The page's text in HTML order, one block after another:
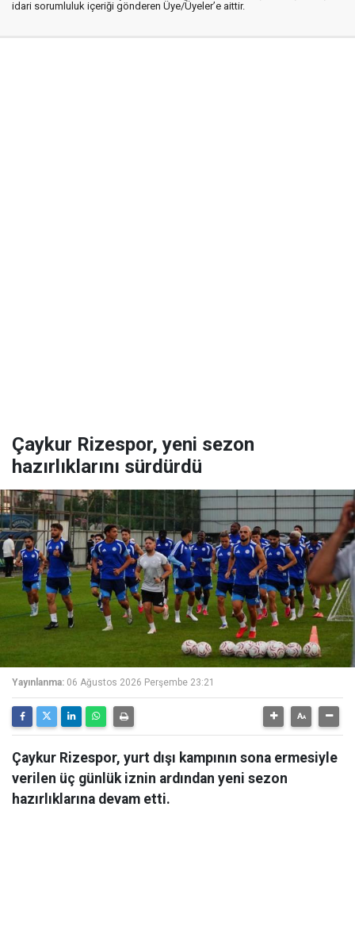
idari sorumluluk içeriği gönderen Üye/Üyeler’e aittir.
Çaykur Rizespor, yeni sezon
hazırlıklarını sürdürdü
Yayınlanma: 06 Ağustos 2026 Perşembe 23:21
Çaykur Rizespor, yurt dışı kampının sona ermesiyle
verilen üç günlük iznin ardından yeni sezon
hazırlıklarına devam etti.